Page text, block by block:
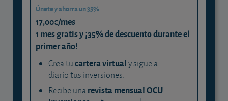
Únete y ahorra un 35%
17,00€/mes
1 mes gratis y ¡35% de descuento durante el
primer año!
Crea tucartera virtualy sigue a
diario tus inversiones.
Recibe unarevista mensual OCU